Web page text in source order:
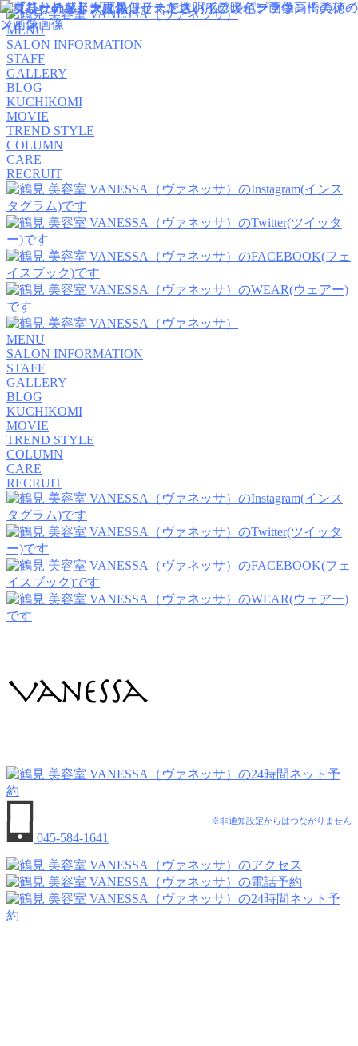
MENU
SALON INFORMATION
STAFF
GALLERY
BLOG
KUCHIKOMI
MOVIE
TREND STYLE
COLUMN
CARE
RECRUIT
MENU
SALON INFORMATION
STAFF
GALLERY
BLOG
KUCHIKOMI
MOVIE
TREND STYLE
COLUMN
CARE
RECRUIT
045-584-1641
※非通知設定からはつながりません